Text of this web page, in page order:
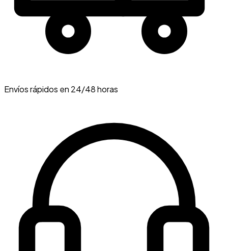
Envíos rápidos en 24/48 horas